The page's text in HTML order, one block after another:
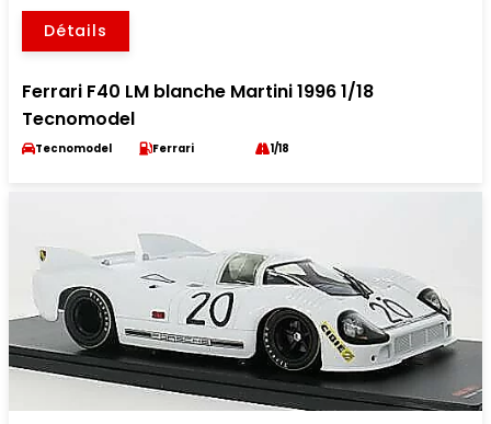
Détails
Ferrari F40 LM blanche Martini 1996 1/18
Tecnomodel
Tecnomodel Ferrari 1/18